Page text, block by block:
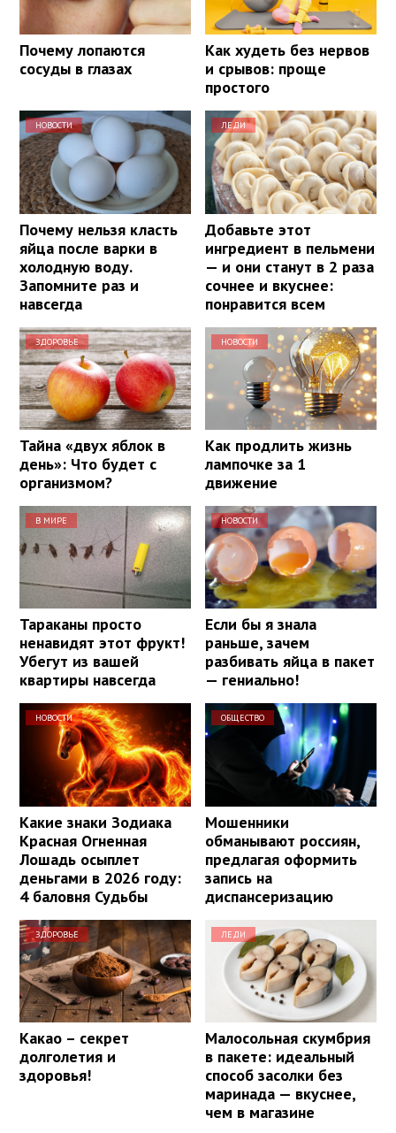
Почему лопаются
сосуды в глазах
Как худеть без нервов
и срывов: проще
простого
НОВОСТИ
Почему нельзя класть
яйца после варки в
холодную воду.
Запомните раз и
навсегда
ЛЕДИ
Добавьте этот
ингредиент в пельмени
— и они станут в 2 раза
сочнее и вкуснее:
понравится всем
ЗДОРОВЬЕ
Тайна «двух яблок в
день»: Что будет с
организмом?
НОВОСТИ
Как продлить жизнь
лампочке за 1
движение
В МИРЕ
Тараканы просто
ненавидят этот фрукт!
Убегут из вашей
квартиры навсегда
НОВОСТИ
Если бы я знала
раньше, зачем
разбивать яйца в пакет
— гениально!
НОВОСТИ
Какие знаки Зодиака
Красная Огненная
Лошадь осыплет
деньгами в 2026 году:
4 баловня Судьбы
ОБЩЕСТВО
Мошенники
обманывают россиян,
предлагая оформить
запись на
диспансеризацию
ЗДОРОВЬЕ
Какао – секрет
долголетия и
здоровья!
ЛЕДИ
Малосольная скумбрия
в пакете: идеальный
способ засолки без
маринада — вкуснее,
чем в магазине